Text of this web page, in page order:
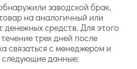
заводской брак,
на аналогичный или
денежных средств. Для этого
трех дней после
связаться с менеджером и
следующие данные: